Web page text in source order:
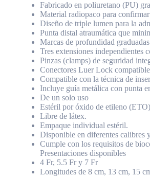
Fabricado en poliuretano (PU)
Material radiopaco para
Diseño de triple lumen para la
Punta distal atraumática que
Marcas de profundidad
Tres extensiones independientes
Pinzas (clamps) de seguridad
Conectores Luer Lock
Compatible con la técnica de
Incluye guía metálica con punta
De un solo uso
Estéril por óxido de etileno
Libre de látex.
Empaque individual estéril.
Disponible en diferentes calibres
Cumple con los requisitos de
Presentaciones disponibles
4 Fr, 5.5 Fr y 7 Fr
Longitudes de 8 cm, 13 cm, 15